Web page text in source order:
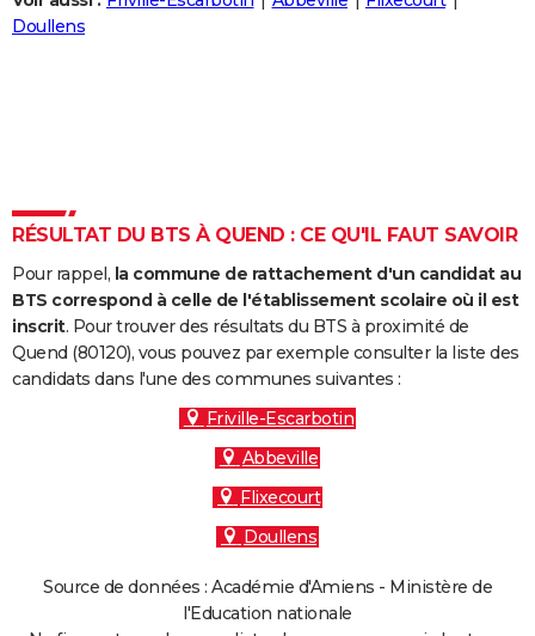
Destinations
City break
Voyage nature
Voyage de noces
Forum
Climat
+
PHOTO
Carte de Noël
Carte Bonne année
Carte Saint-Valentin
Carte Pâques
Carte d'anniversaire
DICTIONNAIRE
Dictionnaire
Biographies
Citations
Expressions
Proverbes
PROGRAMME TV
COPAINS D'AVANT
S'inscrire
Se connecter
Lycées
Collèges
Primaires
Universités
Entreprises
Service militaire
Avis de recherche
AVIS DE DÉCÈS
Doullens
RÉSULTAT DU BTS À QUEND : CE QU'IL FAUT SAVOIR
Pour rappel, la commune de rattachement d'un candidat au
BTS correspond à celle de l'établissement scolaire où il est
inscrit. Pour trouver des résultats du BTS à proximité de
Quend (80120), vous pouvez par exemple consulter la liste des
candidats dans l'une des communes suivantes :
Friville-Escarbotin
Abbeville
Flixecourt
Doullens
Source de données : Académie d'Amiens - Ministère de
l'Education nationale